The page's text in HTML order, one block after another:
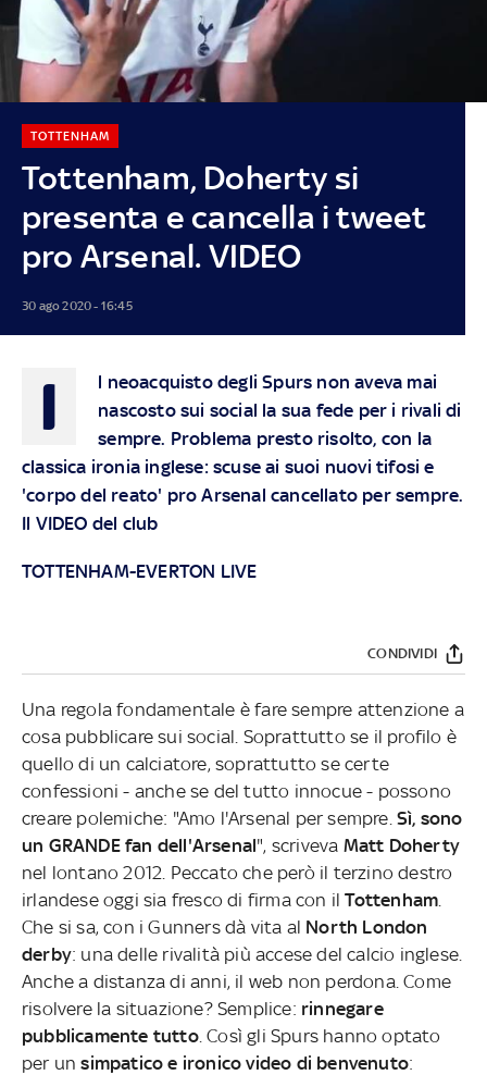
Tottenham, Doherty si
presenta e cancella i tweet
pro Arsenal. VIDEO
TOTTENHAM
30 ago 2020 - 16:45
I
l neoacquisto degli Spurs non aveva mai
nascosto sui social la sua fede per i rivali di
sempre. Problema presto risolto, con la
classica ironia inglese: scuse ai suoi nuovi tifosi e
'corpo del reato' pro Arsenal cancellato per sempre.
Il VIDEO del club
TOTTENHAM-EVERTON LIVE
CONDIVIDI
Una regola fondamentale è fare sempre attenzione a
cosa pubblicare sui social. Soprattutto se il profilo è
quello di un calciatore, soprattutto se certe
confessioni - anche se del tutto innocue - possono
creare polemiche: "Amo l'Arsenal per sempre. Sì, sono
un GRANDE fan dell'Arsenal", scriveva Matt Doherty
nel lontano 2012. Peccato che però il terzino destro
irlandese oggi sia fresco di firma con ilTottenham
Che si sa, con i Gunners dà vita al North London
derby: una delle rivalità più accese del calcio inglese.
Anche a distanza di anni, il web non perdona. Come
risolvere la situazione? Semplice: rinnegare
pubblicamente tutto. Così gli Spurs hanno optato
per unsimpatico e ironico video di benvenuto: